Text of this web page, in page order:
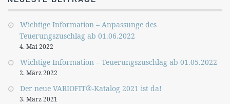
Wichtige Information – Anpassunge des
Teuerungszuschlag ab 01.06.2022
4. Mai 2022
Wichtige Information – Teuerungszuschlag ab 01.05.2022
2. März 2022
Der neue VARIOFIT®-Katalog 2021 ist da!
3. März 2021